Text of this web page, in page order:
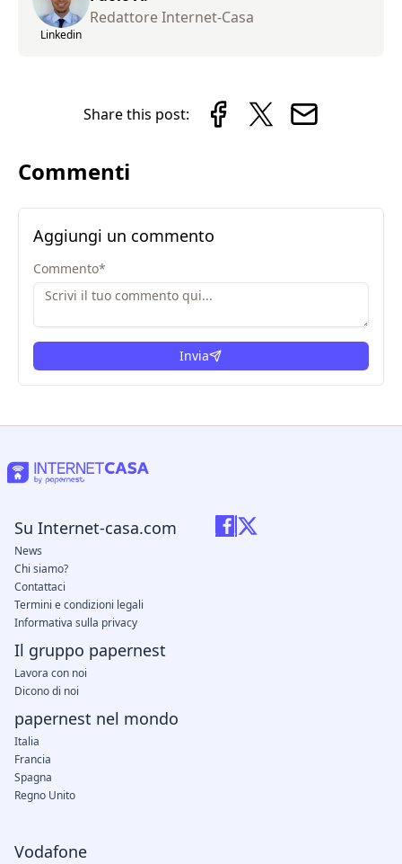
Linkedin
Redattore Internet-Casa
Share this post:
Commenti
Aggiungi un commento
Commento*
Invia
Vodafone
Su Internet-casa.com
News
Chi siamo?
Contattaci
Termini e condizioni legali
Informativa sulla privacy
Il gruppo papernest
Lavora con noi
Dicono di noi
papernest nel mondo
Italia
Francia
Spagna
Regno Unito